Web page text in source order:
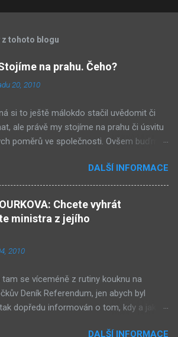
z tohoto blogu
na prahu. Čeho?
20, 2010
si to ještě málokdo stačil uvědomit či
ale právě my stojíme na prahu či úsvitu
poměrů ve společnosti. Ovšem buďme
poměry ve společnosti myslím
se s některé z nám již historicky
situací. Přiznejme si to otevřeně – je
nová forma demokracie, anebo
Těžko si někdo z nás mohl
stále větší vliv – v každém městě již
deseti lety věc zcela nevídaná. Příslušníci
etnika se úspěšně integrují do
a nyní již jejich děti chodí do našich
DALŠÍ INFORMACE
Chcete vyhrát
ministra z jejího
2010
tam se víceméně z rutiny kouknu na
Deník Referendum, jen abych byl
dopředu informován o tom, kdy a jak
DALŠÍ INFORMACE